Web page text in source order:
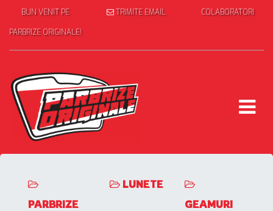
BUN VENIT PE
PARBRIZE ORIGINALE!
TRIMITE EMAIL COLABORATORI
PARBRIZE
LUNETE
GEAMURI